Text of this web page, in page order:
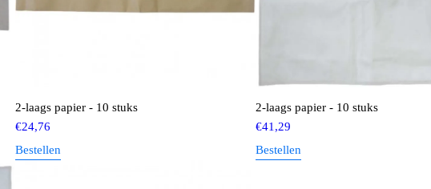
2-laags papier - 10 stuks
€24,76
Bestellen
2-laags papier - 10 stuks
€41,29
Bestellen